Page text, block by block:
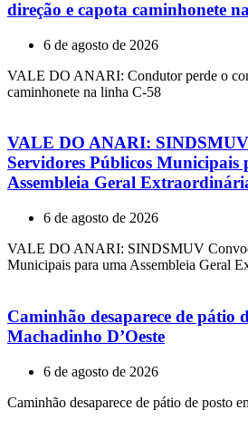
direção e capota caminhonete
6 de agosto de 2026
VALE DO ANARI: Condutor perde o
caminhonete na linha C-58
VALE DO ANARI:
Servidores Públicos Municipais
Assembleia Geral
6 de agosto de 2026
VALE DO ANARI: SINDSMUV
Municipais para uma Assembleia Geral
Caminhão desaparece de pátio
Machadinho D’Oeste
6 de agosto de 2026
Caminhão desaparece de pátio de posto